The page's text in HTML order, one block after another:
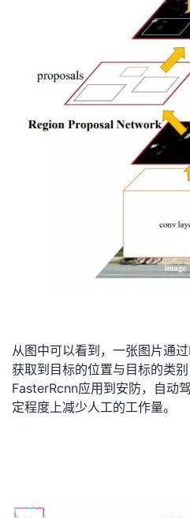
从图中可以看到，一张图片通
获取到目标的位置与目标的类
FasterRcnn应用到安防，自动
定程度上减少人工的工作量。